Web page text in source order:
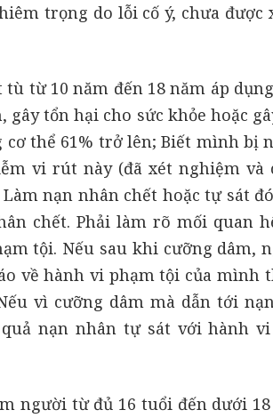
trọng do lỗi cố ý, chưa
từ 10 năm đến 18 năm áp
gây tổn hại cho sức khỏe hoặc
thể 61% trở lên; Biết mình bị
vi rút này (đã xét nghiệm và
nạn nhân chết hoặc tự sát
chết. Phải làm rõ mối quan
tội. Nếu sau khi cưỡng dâm,
về hành vi phạm tội của
vì cưỡng dâm mà dẫn tới
nạn nhân tự sát với hành
người từ đủ 16 tuổi đến dưới